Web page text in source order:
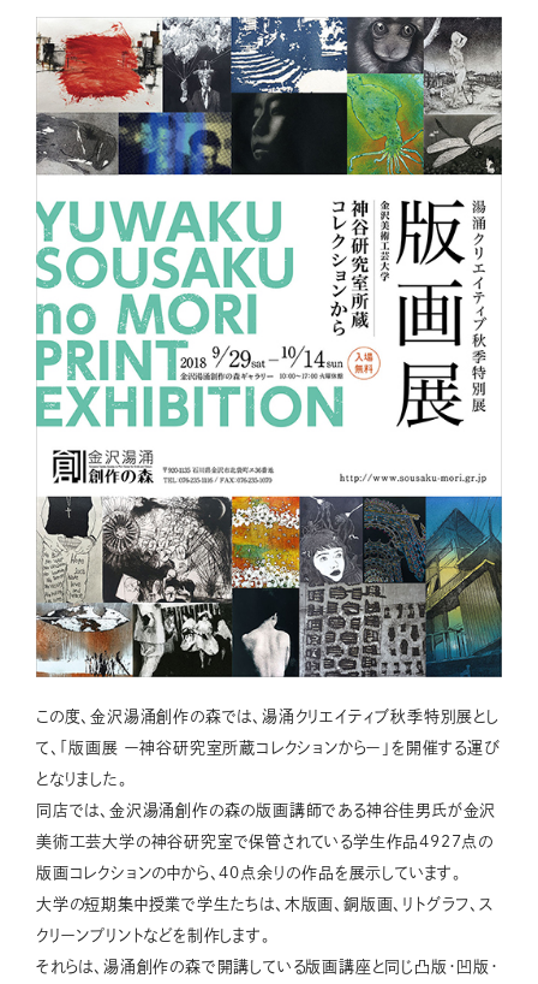
この度、金沢湯涌創作の森では、湯涌クリエイティブ秋季特別展とし
て、「版画展 ー神谷研究室所蔵コレクションからー」を開催する運び
となりました。
同店では、金沢湯涌創作の森の版画講師である神谷佳男氏が金沢
美術工芸大学の神谷研究室で保管されている学生作品4927点の
版画コレクションの中から、40点余りの作品を展示しています。
大学の短期集中授業で学生たちは、木版画、銅版画、リトグラフ、ス
クリーンプリントなどを制作します。
それらは、湯涌創作の森で開講している版画講座と同じ凸版・凹版・